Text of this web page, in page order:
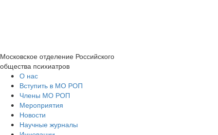
Московское отделение Российского
общества психиатров
О нас
Вступить в МО РОП
Члены МО РОП
Мероприятия
Новости
Научные журналы